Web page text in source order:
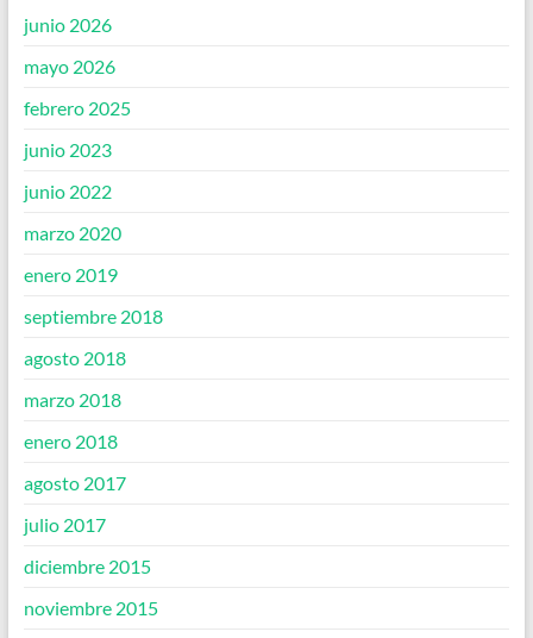
junio 2026
mayo 2026
febrero 2025
junio 2023
junio 2022
marzo 2020
enero 2019
septiembre 2018
agosto 2018
marzo 2018
enero 2018
agosto 2017
julio 2017
diciembre 2015
noviembre 2015